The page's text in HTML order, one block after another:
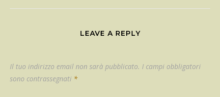
LEAVE A REPLY
Il tuo indirizzo email non sarà pubblicato. I campi obbligatori
sono contrassegnati *